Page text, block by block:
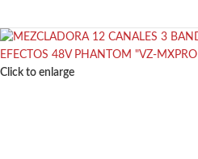
Click to enlarge